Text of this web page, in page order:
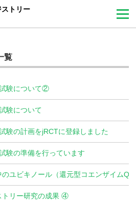
トリー
覧
験について②
験について
験の計画をjRCTに登録しました
験の準備を行っています
のユビキノール（還元型コエンザイム
トリー研究の成果 ④